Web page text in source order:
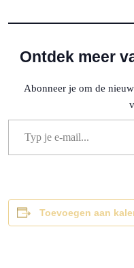
Ontdek meer
Abonneer je om de
Typ je e-mail...
Toevoegen aan